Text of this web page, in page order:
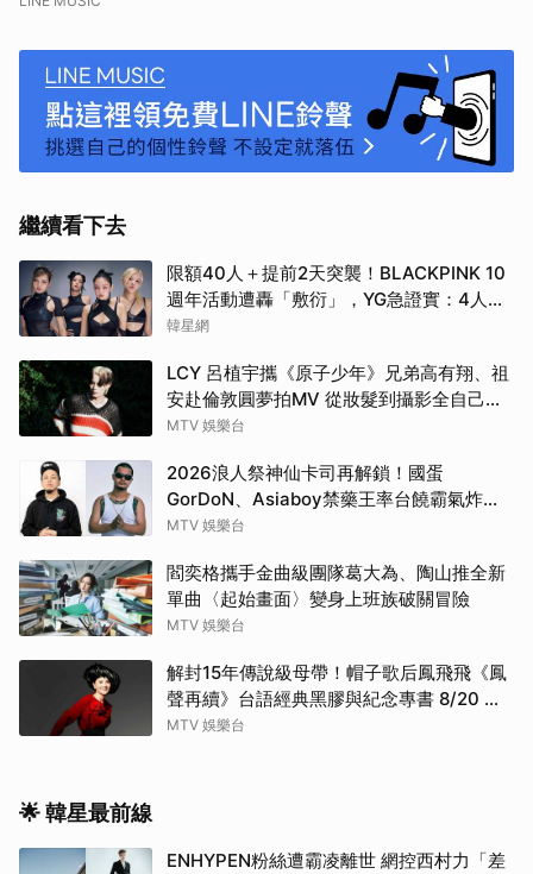
繼續看下去
限額40人＋提前2天突襲！BLACKPINK 10
週年活動遭轟「敷衍」，YG急證實：4人確
定完全體出席
韓星網
LCY 呂植宇攜《原子少年》兄弟高有翔、祖
安赴倫敦圓夢拍MV 從妝髮到攝影全自己
來！
MTV 娛樂台
2026浪人祭神仙卡司再解鎖！國蛋
GorDoN、Asiaboy禁藥王率台饒霸氣炸翻
府城 11 月安平重磅開躁！
MTV 娛樂台
閻奕格攜手金曲級團隊葛大為、陶山推全新
單曲〈起始畫面〉變身上班族破關冒險
MTV 娛樂台
解封15年傳說級母帶！帽子歌后鳳飛飛《鳳
聲再續》台語經典黑膠與紀念專書 8/20 珍
藏預購
MTV 娛樂台
🌟 韓星最前線
ENHYPEN粉絲遭霸凌離世 網控西村力「差